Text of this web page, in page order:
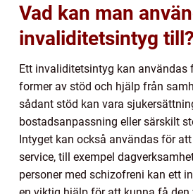
Vad kan man
invaliditetsintyg till?
Ett invaliditetsintyg kan användas
former av stöd och hjälp från
sådant stöd kan vara
bostadsanpassning eller särskilt
Intyget kan också användas för
service, till exempel
personer med schizofreni kan ett